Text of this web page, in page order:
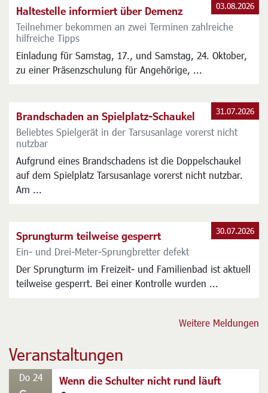
Haltestelle informiert über Demenz
Teilnehmer bekommen an zwei Terminen zahlreiche
hilfreiche Tipps
Einladung für Samstag, 17., und Samstag, 24. Oktober,
zu einer Präsenzschulung für Angehörige, ...
03.08.2026
Brandschaden an Spielplatz-Schaukel
Beliebtes Spielgerät in der Tarsusanlage vorerst nicht
nutzbar
Aufgrund eines Brandschadens ist die Doppelschaukel
auf dem Spielplatz Tarsusanlage vorerst nicht nutzbar.
Am ...
31.07.2026
Sprungturm teilweise gesperrt
Ein- und Drei-Meter-Sprungbretter defekt
Der Sprungturm im Freizeit- und Familienbad ist aktuell
teilweise gesperrt. Bei einer Kontrolle wurden ...
30.07.2026
Weitere Meldungen
Veranstaltungen
Wenn die Schulter nicht rund läuft
Do 24